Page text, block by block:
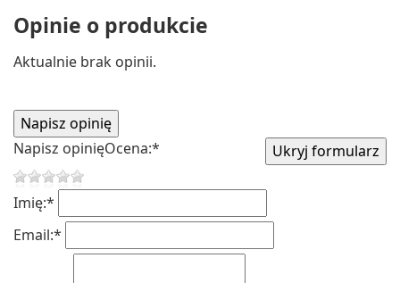
Opinie o produkcie
Aktualnie brak opinii.
Napisz opinięOcena:*
Imię:*
Email:*